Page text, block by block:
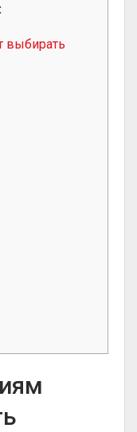
выбирать